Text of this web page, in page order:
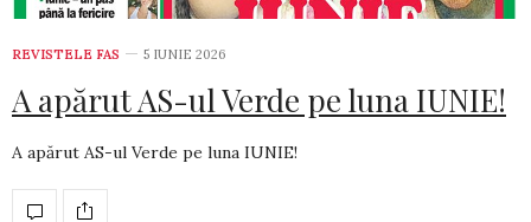
REVISTELE FAS 5 IUNIE 2026
A apărut AS-ul Verde pe luna IUNIE!
A apărut AS-ul Verde pe luna IUNIE!